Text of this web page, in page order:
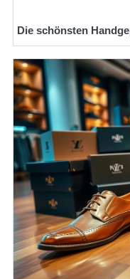
Die schönsten